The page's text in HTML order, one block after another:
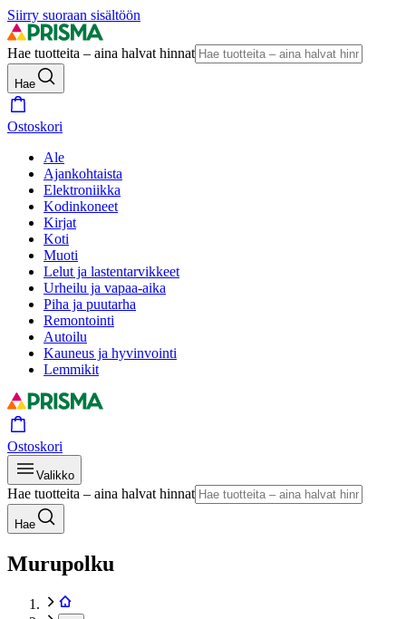
Siirry suoraan sisältöön
Hae tuotteita – aina halvat hinnat
Hae
Ostoskori
Ale
Ajankohtaista
Elektroniikka
Kodinkoneet
Kirjat
Koti
Muoti
Lelut ja lastentarvikkeet
Urheilu ja vapaa-aika
Piha ja puutarha
Remontointi
Autoilu
Kauneus ja hyvinvointi
Lemmikit
Ostoskori
Valikko
Hae tuotteita – aina halvat hinnat
Hae
Murupolku